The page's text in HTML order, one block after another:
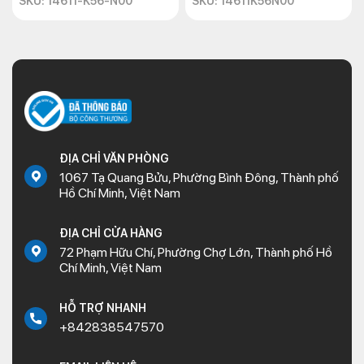
ĐỊA CHỈ VĂN PHÒNG
1067 Tạ Quang Bửu, Phường Bình Đông, Thành phố
Hồ Chí Minh, Việt Nam
ĐỊA CHỈ CỬA HÀNG
72 Phạm Hữu Chí, Phường Chợ Lớn, Thành phố Hồ
Chí Minh, Việt Nam
HỖ TRỢ NHANH
+842838547570